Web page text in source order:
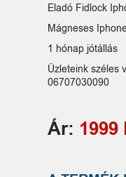
Eladó Fidlock
Mágneses
1 hónap jótállás
Üzleteink széles
06707030090
Ár: 1999